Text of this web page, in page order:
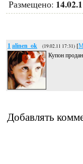
Размещено:
1 alinen_ok (19.02.11 17:31) [
Купон продан
Добавлять